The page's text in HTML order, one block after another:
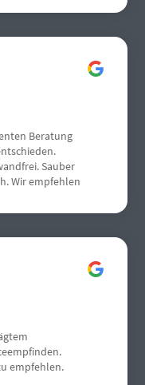
Beratung
Sauber
Wir empfehlen
empfehlen.